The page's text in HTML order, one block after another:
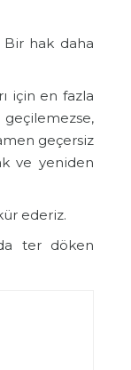
Bir hak daha
için en fazla
geçilemezse,
geçersiz
ve yeniden
ederiz.
ter döken